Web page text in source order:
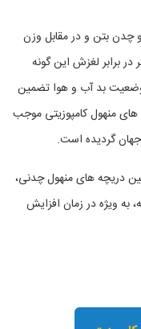
چدن بتن و در مقابل وزن
برابر لغزش این گونه
بد آب و هوا تضمین
منهول کامپوزیتی موجب
گردیده است.
دریچه های منهول چدنی،
به ویژه در زمان افزایش